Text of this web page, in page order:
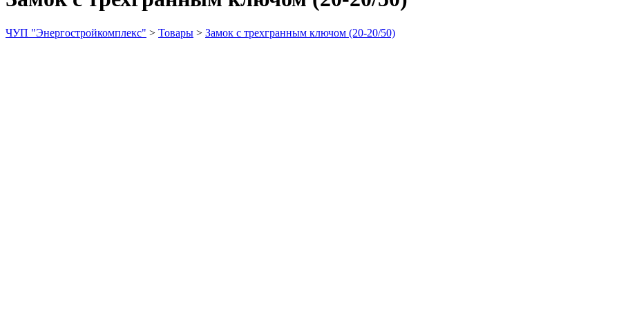
ЧУП "Энергостройкомплекс" > Товары > Замок с трехгранным ключом (20-20/50)